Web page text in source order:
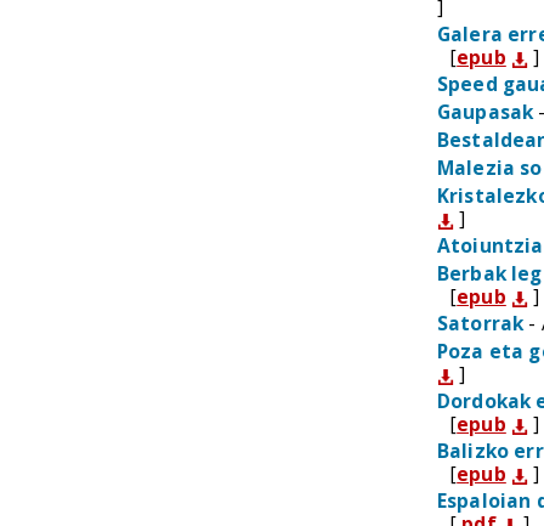
]
Galera
[epub
]
Speed
Gaupasak
Malezia
]
Atoiuntzia
Berbak
[epub
]
Satorrak-
Poza eta
]
Dordokak
[epub
]
Balizko
[epub
]
Espaloian